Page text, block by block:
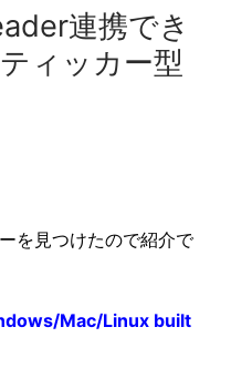
連携でき
ィッカー型
を見つけたので紹介で
Mac/Linux built